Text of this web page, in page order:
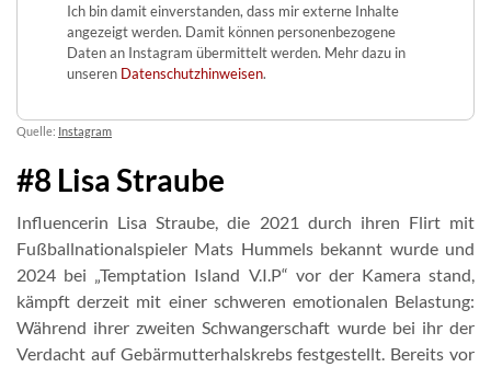
Ich bin damit einverstanden, dass mir externe Inhalte
angezeigt werden. Damit können personenbezogene
Daten an Instagram übermittelt werden. Mehr dazu in
unseren Datenschutzhinweisen.
Quelle: Instagram
#8 Lisa Straube
Influencerin Lisa Straube, die 2021 durch ihren Flirt mit
Fußballnationalspieler Mats Hummels bekannt wurde und
2024 bei „Temptation Island V.I.P“ vor der Kamera stand,
kämpft derzeit mit einer schweren emotionalen Belastung:
Während ihrer zweiten Schwangerschaft wurde bei ihr der
Verdacht auf Gebärmutterhalskrebs festgestellt. Bereits vor